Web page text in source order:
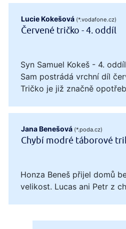
Lucie Kokešová (*.vodafone.cz)
Červené tričko - 4. oddíl
Syn Samuel Kokeš - 4. oddíl
Sam postrádá vrchní díl
Tričko je již značně
Jana Benešová (*.poda.cz)
Chybí modré táborové
Honza Beneš přijel domů
velikost. Lucas ani Petr z